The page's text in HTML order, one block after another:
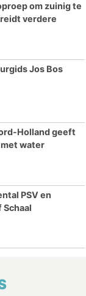
om zuinig te
verdere
Jos Bos
Holland geeft
water
PSV en